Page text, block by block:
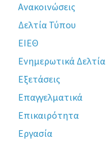
Ανακοινώσεις
Δελτία Τύπου
ΕΙΕΘ
Ενημερωτικά Δελτία
Εξετάσεις
Επαγγελματικά
Επικαιρότητα
Εργασία